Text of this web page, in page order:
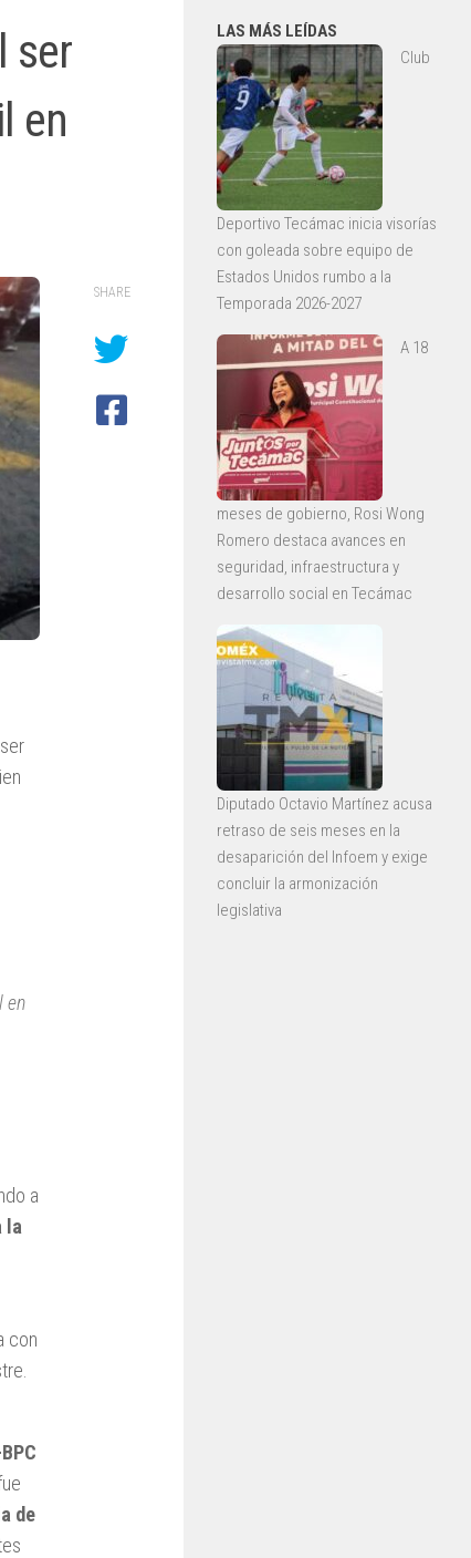
ser
en
en
a
la
con
de
SHARE
LAS MÁS LEÍDAS
Club
Deportivo Tecámac inicia visorías
con goleada sobre equipo de
Estados Unidos rumbo a la
Temporada 2026-2027
A 18
meses de gobierno, Rosi Wong
Romero destaca avances en
seguridad, infraestructura y
desarrollo social en Tecámac
Diputado Octavio Martínez acusa
retraso de seis meses en la
desaparición del Infoem y exige
concluir la armonización
legislativa